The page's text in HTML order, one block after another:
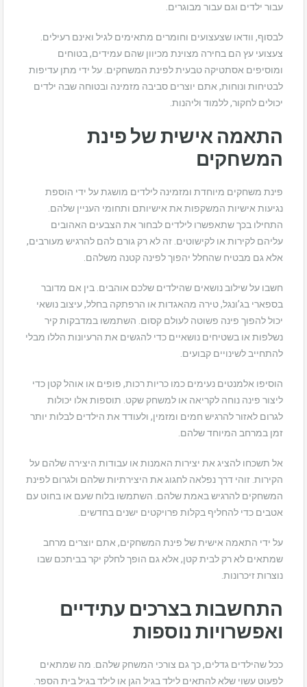
עבור ילדים וגם עבור מבוגרים.
לבסוף, וודאו שצעצועים וחומרים מתאימים לגיל ואינם רעילים.
צעצועי עץ הם בחירה מצוינת מכיוון שהם עמידים, בטוחים
ומוסיפים אסתטיקה טבעית לפינת המשחקים. על ידי מתן עדיפות
לבטיחות ונוחות, אתם יוצרים סביבה מזמינה ובטוחה שבה ילדים
יכולים לחקור, ללמוד וליהנות.
התאמה אישית של פינת
המשחקים
פינת משחקים מיוחדת ומזמינה לילדים מושגת על ידי הוספת
נגיעות אישיות המשקפות את אישיותם ותחומי העניין שלהם.
התחילו בכך שתאפשרו לילדים לבחור את הצבעים האהובים
עליהם לקירות או לקישוטים. זה לא רק גורם להם להרגיש מעורבים,
אלא גם מבטיח שהחלל יהפוך לפינה קטנה משלהם.
חשבו על שילוב נושאים שהילדים שלכם אוהבים. בין אם מדובר
בספארי בג’ונגל, טירה מהאגדות או הרפתקה בחלל, עיצוב נושאי
יכול להפוך פינה פשוטה לעולם קסום. השתמשו במדבקות קיר
נשלפות או בשטיחים נושאיים כדי להגשים את הרעיונות הללו מבלי
להתחייב לשינויים קבועים.
הוסיפו אלמנטים נעימים כמו כריות רכות, פופים או אוהל קטן כדי
ליצור פינה נוחה לקריאה או למשחק שקט. תוספות אלו יכולות
לגרום לאזור להרגיש חמים ומזמין, ולעודד את הילדים לבלות יותר
זמן במרחב המיוחד שלהם.
אל תשכחו להציג את יצירות האמנות או עבודות היצירה שלהם על
הקירות. זוהי דרך נפלאה לחגוג את היצירתיות שלהם ולגרום לפינת
המשחקים להרגיש באמת שלהם. השתמשו בלוח שעם או בחוט עם
אטבים כדי להחליף בקלות פרויקטים ישנים בחדשים.
על ידי התאמה אישית של פינת המשחקים, אתם יוצרים מרחב
שמתאים לא רק לבית קטן, אלא גם הופך לחלק יקר בביתכם שבו
נוצרות זיכרונות.
התחשבות בצרכים עתידיים
ואפשרויות נוספות
ככל שהילדים גדלים, כך גם צורכי המשחק שלהם. מה שמתאים
לפעוט עשוי שלא להתאים לילד בגיל הגן או לילד בגיל בית הספר.